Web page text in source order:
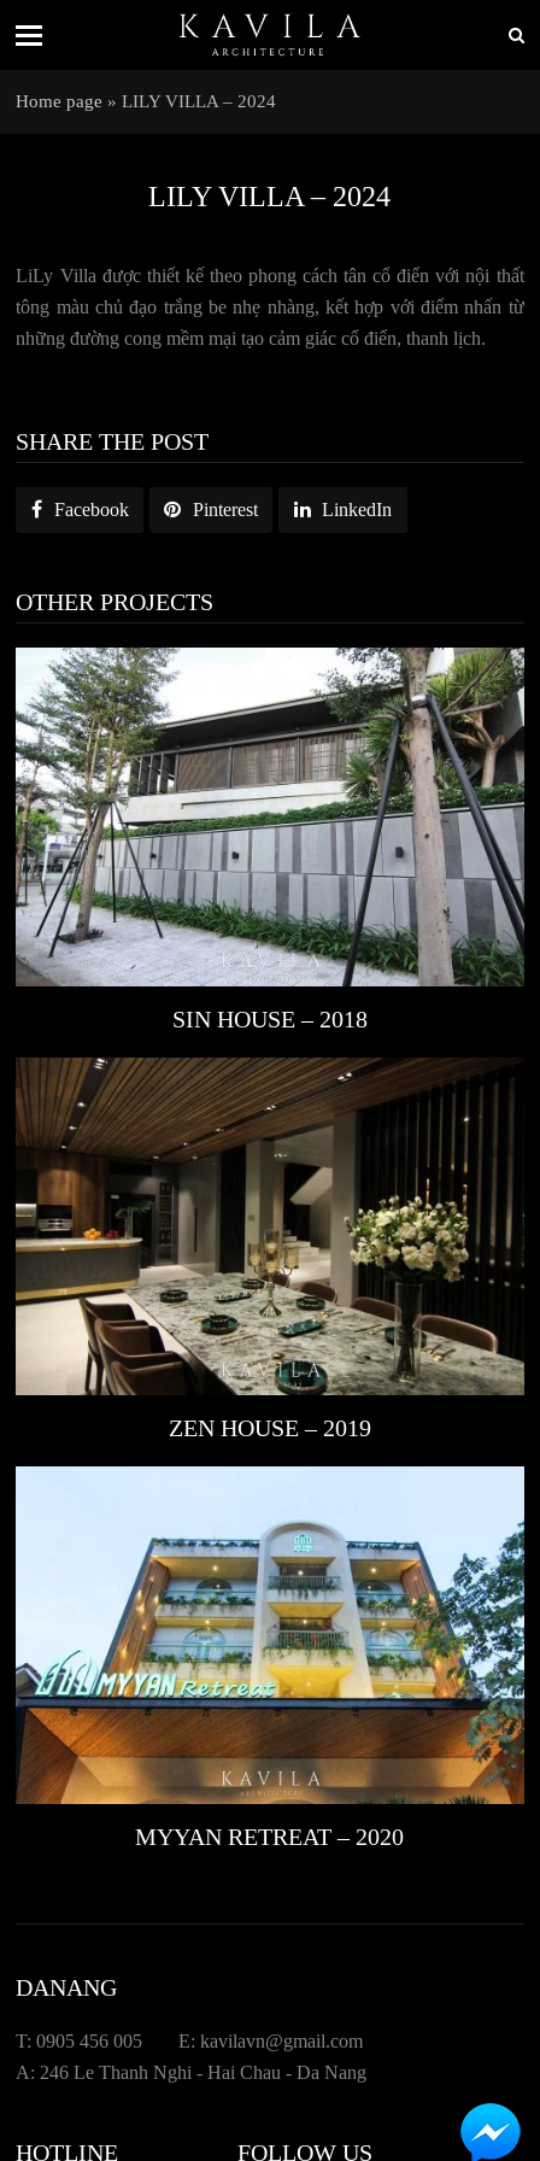
Home page »LILY VILLA – 2024
LILY VILLA – 2024
LiLy Villa được thiết kế theo phong cách tân cổ điển với nội thất
tông màu chủ đạo trắng be nhẹ nhàng, kết hợp với điểm nhấn từ
những đường cong mềm mại tạo cảm giác cổ điển, thanh lịch.
SHARE THE POST
Facebook Pinterest LinkedIn
OTHER PROJECTS
SIN HOUSE – 2018
ZEN HOUSE – 2019
MYYAN RETREAT – 2020
DANANG
T: 0905 456 005
E: kavilavn@gmail.com
A: 246 Le Thanh Nghi - Hai Chau - Da Nang
HOTLINE FOLLOW US